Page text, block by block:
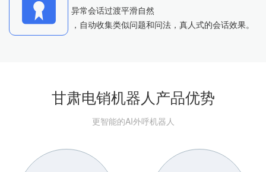
异常会话过渡平滑自然
，自动收集类似问题和问法，真人式的会话效果。
甘肃电销机器人产品优势
更智能的AI外呼机器人